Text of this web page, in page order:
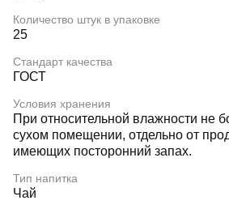
Количество штук в упаковке
25
Стандарт качества
ГОСТ
Условия хранения
При относительной влажности не
сухом помещении, отдельно от
имеющих посторонний запах.
Тип напитка
Чай